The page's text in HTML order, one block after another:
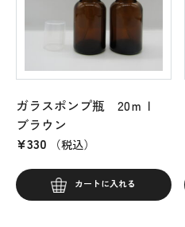
ガラスポンプ瓶 20ｍｌ
ブラウン
¥330 （税込）
カートに入れる